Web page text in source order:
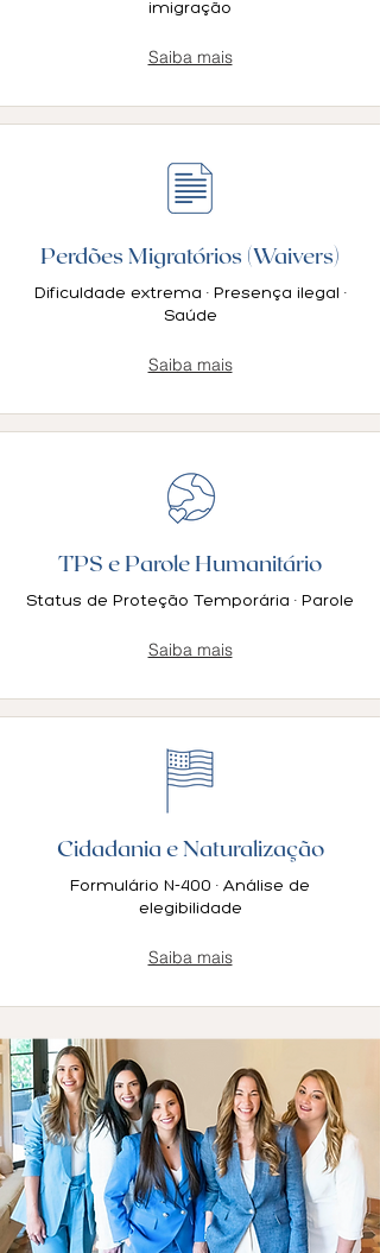
imigração
Saiba mais
Perdões Migratórios (Waivers)
Dificuldade extrema · Presença ilegal ·
Saúde
Saiba mais
TPS e Parole Humanitário
Status de Proteção Temporária · Parole
Saiba mais
Cidadania e Naturalização
Formulário N-400 · Análise de
elegibilidade
Saiba mais